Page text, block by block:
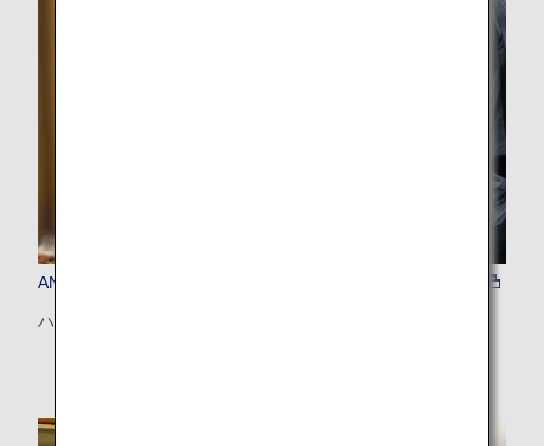
ANAおすすめ（札幌）
ハンターシェフの和食ジビエ料理体験